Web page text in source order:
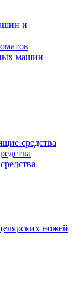
и
машин
средства
ножей